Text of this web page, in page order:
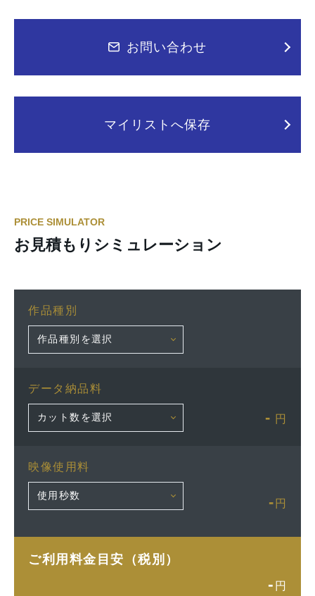
お問い合わせ
マイリストへ保存
PRICE SIMULATOR
お見積もりシミュレーション
作品種別
データ納品料
- 円
映像使用料
- 円
ご利用料金目安（税別）
- 円